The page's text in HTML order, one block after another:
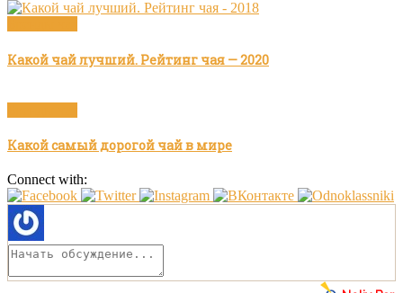
Какой чай лучший. Рейтинг чая — 2020
Какой самый дорогой чай в мире
Connect with: